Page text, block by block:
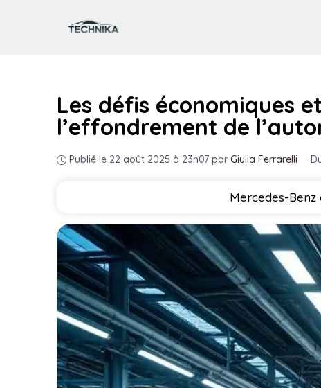
Les défis économiques
l’effondrement de
Publié le 22 août 2025 à 23h07 par Giulia Ferrarelli ·
Mercedes-